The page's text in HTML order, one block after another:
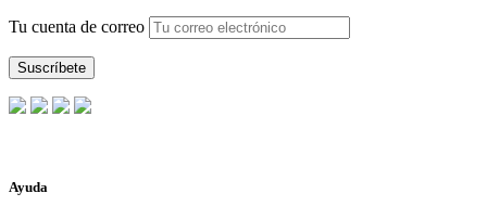
Tu cuenta de correo
Ayuda